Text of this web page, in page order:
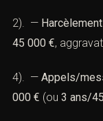
2). —
45 000 €,
4). — Appels/
000 € (ou 3 ans/